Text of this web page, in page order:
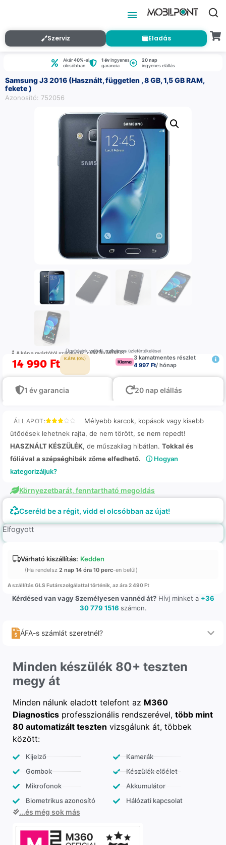
Szerviz Eladás
Akár40%-al
olcsóbban
1 évingyenes
garancia
20 nap
ingyenes elállás
Samsung J3 2016 (Használt, független , 8 GB, 1,5 GB RAM,
fekete )
Azonosító: 752056
A kép a gyártótól származik, csak illustráció
Ügyfeleinkvalódi,nyilvánosüzletértékelései
14 990 Ft K.ÁFA (0%)
3 kamatmentes részlet
4 997 Ft/ hónap
1 év garancia 20 nap elállás
ÁLLAPOT:
Mélyebb karcok, kopások vagy kisebb
ütődések lehetnek rajta, de nem törött, se nem repedt!
HASZNÁLT KÉSZÜLÉK, de műszakilag hibátlan. Tokkal és
fóliával a szépséghibák zöme elfedhető.
ⓘ Hogyan
kategorizáljuk?
Környezetbarát, fenntartható megoldás
Cseréld be a régit, vidd el olcsóbban az újat!
Elfogyott
Várható kiszállítás: Kedden
(Ha rendelsz 2 nap 14 óra 10 perc-en belül)
A szállítás GLS Futárszolgálattal történik, az ára 2 490 Ft
Kérdésed van vagy Személyesen vannéd át?Hívj minket a +36
30 779 1516 számon.
ÁFA-s számlát szeretnél?
Minden készülék 80+ teszten
megy át
Minden nálunk eladott telefont az M360
Diagnostics professzionális rendszerével, több mint
80 automatizált teszten vizsgálunk át, többek
között:
Kijelző
Gombok
Mikrofonok
Biometrikus azonosító
Kamerák
Készülék előélet
Akkumulátor
Hálózati kapcsolat
...és még sok más